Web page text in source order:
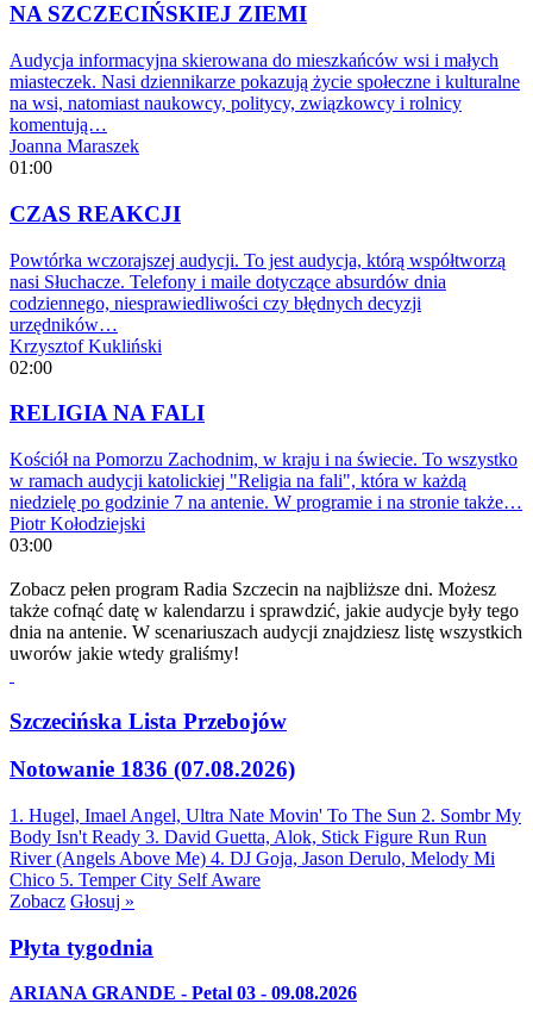
NA SZCZECIŃSKIEJ ZIEMI
Audycja informacyjna skierowana do mieszkańców wsi i małych
miasteczek. Nasi dziennikarze pokazują życie społeczne i kulturalne
na wsi, natomiast naukowcy, politycy, związkowcy i rolnicy
komentują…
Joanna Maraszek
01:00
CZAS REAKCJI
Powtórka wczorajszej audycji. To jest audycja, którą współtworzą
nasi Słuchacze. Telefony i maile dotyczące absurdów dnia
codziennego, niesprawiedliwości czy błędnych decyzji
urzędników…
Krzysztof Kukliński
02:00
RELIGIA NA FALI
Kościół na Pomorzu Zachodnim, w kraju i na świecie. To wszystko
w ramach audycji katolickiej "Religia na fali", która w każdą
niedzielę po godzinie 7 na antenie. W programie i na stronie także…
Piotr Kołodziejski
03:00
Zobacz pełen program Radia Szczecin na najbliższe dni. Możesz
także cofnąć datę w kalendarzu i sprawdzić, jakie audycje były tego
dnia na antenie. W scenariuszach audycji znajdziesz listę wszystkich
uworów jakie wtedy graliśmy!
Szczecińska Lista Przebojów
Notowanie 1836 (07.08.2026)
1. Hugel, Imael Angel, Ultra Nate Movin' To The Sun 2. Sombr My
Body Isn't Ready 3. David Guetta, Alok, Stick Figure Run Run
River (Angels Above Me) 4. DJ Goja, Jason Derulo, Melody Mi
Chico 5. Temper City Self Aware
Zobacz Głosuj »
Płyta tygodnia
ARIANA GRANDE - Petal 03 - 09.08.2026